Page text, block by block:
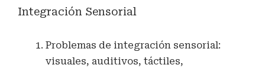
Integración Sensorial
Problemas de integración sensorial:
visuales, auditivos, táctiles,